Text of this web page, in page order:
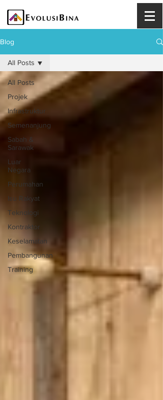
Blog
All Posts
Projek
Infrastruktur
Semenanjung
Sabah &
Sarawak
Luar
Negara
Perumahan
Isu Rakyat
Teknologi
Kontraktor
Keselamatan
Pembangunan
Training
All Posts